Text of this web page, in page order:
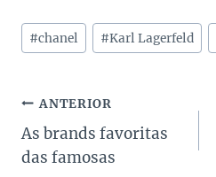
Tags
do
#chanel #Karl Lagerfeld
Navegação
de
ANTERIOR
As brands favoritas
das famosas